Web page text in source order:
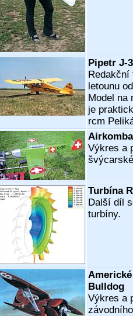
Pipetr J-
Redakční
letounu
Model na
je
rcm
Výkres a
Turbína
Další díl
turbíny.
Bulldog
Výkres a